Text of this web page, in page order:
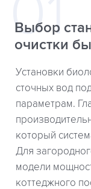
Выбор
очистки
Установки
сточных вод
параметрам.
который
Для
модели
коттеджного